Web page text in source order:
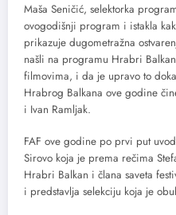
Maša Seničić, selektorka
ovogodišnji program i istakla
prikazuje dugometražna
našli na programu Hrabri
filmovima, i da je upravo to
Hrabrog Balkana ove godine
i Ivan Ramljak.
FAF ove godine po prvi put
Sirovo koja je prema rečima
Hrabri Balkan i člana saveta
i predstavlja selekciju koja je